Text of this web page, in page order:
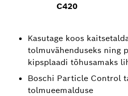
C420
Kasutage koos
tolmuvähenduseks ning
kipsplaadi tõhusamaks
Boschi Particle Control
tolmueemalduse